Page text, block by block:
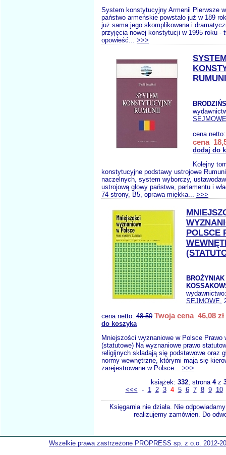
System konstytucyjny Armenii Pierwsze w
państwo armeńskie powstało już w 189
już sama jego skomplikowana i
przyjęcia nowej konstytucji w 1995 roku -
opowieść... >>>
SEJMOWE
cena
cena
dodaj do
Kolejny
konstytucyjne podstawy ustrojowe
naczelnych, system wyborczy,
ustrojową głowy państwa, parlamentu i
74 strony, B5, oprawa miękka... >>>
POLSCE
SEJMOWE,
cena netto: 48.50 Twoja cena 46,08 zł
do koszyka
Mniejszości wyznaniowe w Polsce Prawo
(statutowe) Na wyznaniowe prawo
religijnych składają się podstawowe oraz
normy wewnętrzne, którymi mają się
zarejestrowane w Polsce... >>>
książek: 332, strona 4z
<<< - 1 2 3 4 5 6 7 8 9 10
Księgarnia nie działa. Nie
realizujemy zamówien. Do
Wszelkie prawa zastrzeżone PROPRESS sp. z o.o. 2012-